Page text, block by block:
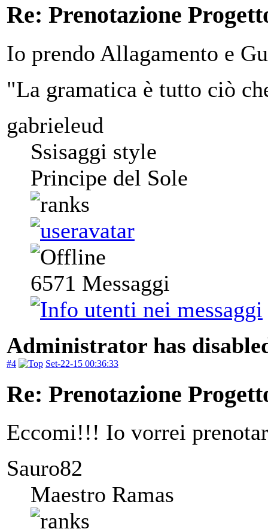
Re: Prenotazione
Io prendo Allagamento e
"La gramatica è tutto ciò
gabrieleud
Ssisaggi style
Principe del Sole
6571 Messaggi
Administrator has
#4 Set-22-15 00:36:33
Re: Prenotazione
Eccomi!!! Io vorrei
Sauro82
Maestro Ramas